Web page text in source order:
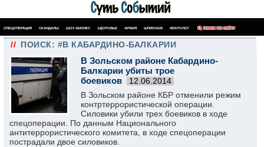
СПЕЦОПЕРАЦИЯ СКАНДАЛЫ ШОУ-БИЗНЕС ЗДОРОВЬЕ АРМИЯ ШПИОНАЖ НЕКРОЛОГ ПОИСК ПО САЙТУ
// ПОИСК: #В КАБАРДИНО-БАЛКАРИИ
В Зольском районе Кабардино-
Балкарии убиты трое
боевиков
12.06.2014
В Зольском районе КБР отменили режим
контртеррористической операции.
Силовики убили трех боевиков в ходе
спецоперации. По данным Национального
антитеррористического комитета, в ходе спецоперации
пострадали двое силовиков.